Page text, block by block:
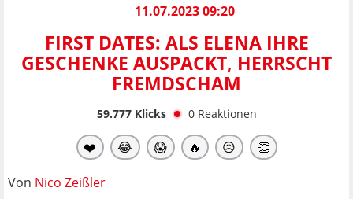
11.07.2023 09:20
FIRST DATES: ALS ELENA IHRE
GESCHENKE AUSPACKT, HERRSCHT
FREMDSCHAM
59.777Klicks 0 Reaktionen
❤️ 😂 😱 🔥 😥 👏
Von Nico Zeißler